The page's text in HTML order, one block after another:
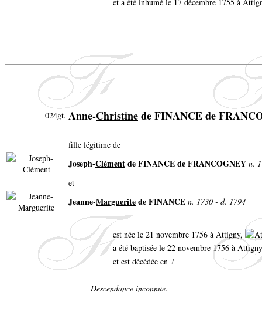
et a été inhumé le 17 décembre 1755 à
024gt. Anne-Christinede FINANCE de
fille légitime de
Joseph-Clémentde FINANCE de FRANCOGNEY n.
et
Jeanne-Margueritede FINANCE n. 1730 - d. 1794
est née le 21 novembre 1756 à Attigny,
a été baptisée le 22 novembre 1756 à
et est décédée en ?
Descendance inconnue.